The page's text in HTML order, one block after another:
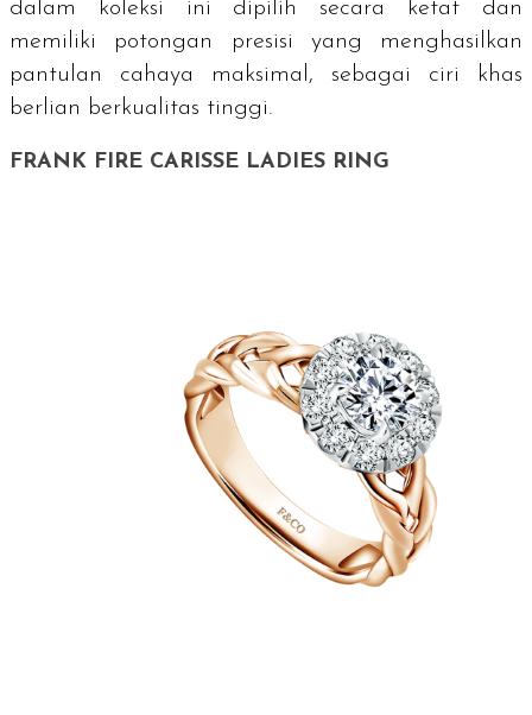
dalam koleksi ini dipilih secara ketat dan
memiliki potongan presisi yang menghasilkan
pantulan cahaya maksimal, sebagai ciri khas
berlian berkualitas tinggi.
FRANK FIRE CARISSE LADIES RING